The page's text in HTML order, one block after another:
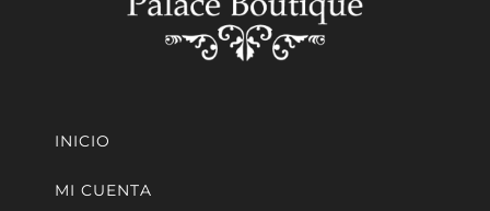
INICIO
MI CUENTA